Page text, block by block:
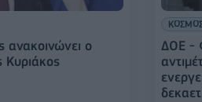
ανακοινώνει ο
ΔΟΕ -